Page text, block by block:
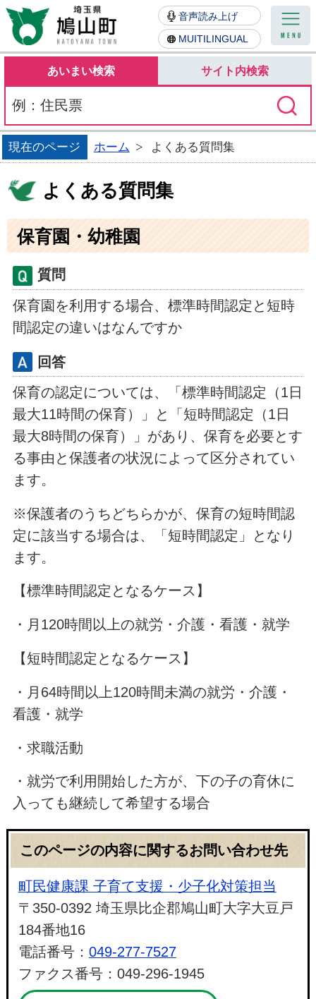
鳩山町
音声読み上げ
MUITILINGUAL
あいまい検索 サイト内検索
現在のページ ホーム よくある質問集
よくある質問集
保育園・幼稚園
質問
保育園を利用する場合、標準時間認定と短時
間認定の違いはなんですか
回答
保育の認定については、「標準時間認定（1日
最大11時間の保育）」と「短時間認定（1日
最大8時間の保育）」があり、保育を必要とす
る事由と保護者の状況によって区分されてい
ます。
※保護者のうちどちらかが、保育の短時間認
定に該当する場合は、「短時間認定」となり
ます。
【標準時間認定となるケース】
・月120時間以上の就労・介護・看護・就学
【短時間認定となるケース】
・月64時間以上120時間未満の就労・介護・
看護・就学
・求職活動
・就労で利用開始した方が、下の子の育休に
入っても継続して希望する場合
このページの内容に関するお問い合わせ先
町民健康課 子育て支援・少子化対策担当
〒350-0392 埼玉県比企郡鳩山町大字大豆戸
184番地16
電話番号： 049-277-7527
ファクス番号：049-296-1945